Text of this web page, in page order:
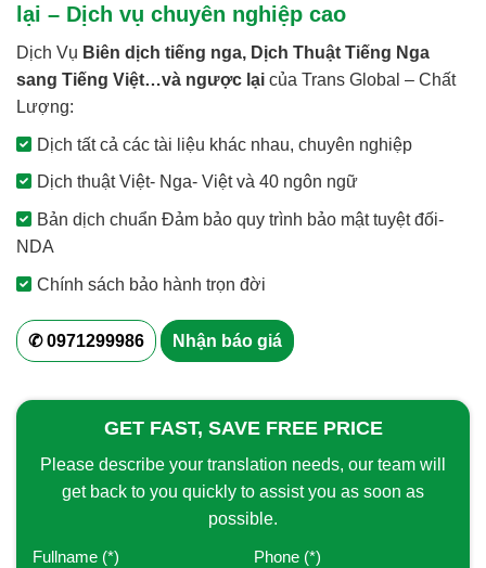
lại – Dịch vụ chuyên nghiệp cao
Dịch Vụ Biên dịch tiếng nga, Dịch Thuật Tiếng Nga
sang Tiếng Việt…và ngược lại của Trans Global – Chất
Lượng:
Dịch tất cả các tài liệu khác nhau, chuyên nghiệp
Dịch thuật Việt- Nga- Việt và 40 ngôn ngữ
Bản dịch chuẩn Đảm bảo quy trình bảo mật tuyệt đối-
NDA
Chính sách bảo hành trọn đời
✆ 0971299986 Nhận báo giá
GET FAST, SAVE FREE PRICE
Please describe your translation needs, our team will
get back to you quickly to assist you as soon as
possible.
Fullname (*) Phone (*)